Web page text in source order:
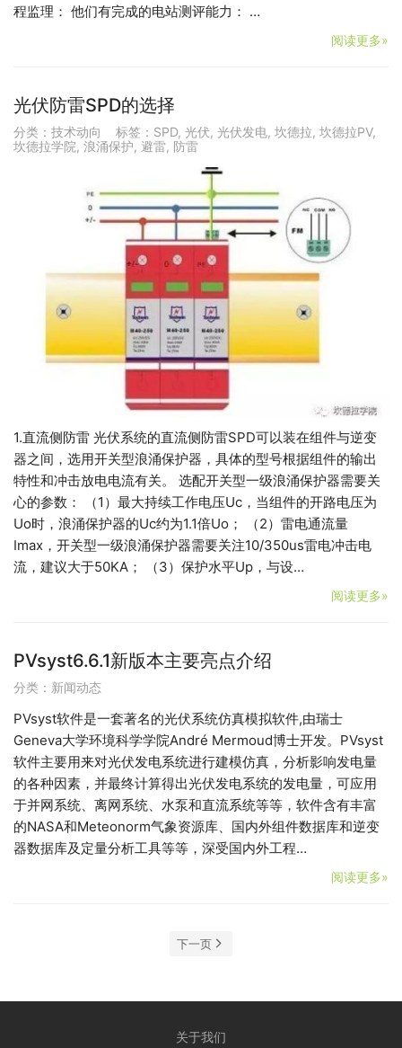
程监理： 他们有完成的电站测评能力： …
阅读更多»
光伏防雷SPD的选择
分类： 技术动向 标签： SPD, 光伏, 光伏发电, 坎德拉, 坎德拉PV,
坎德拉学院, 浪涌保护, 避雷, 防雷
1.直流侧防雷 光伏系统的直流侧防雷SPD可以装在组件与逆变
器之间，选用开关型浪涌保护器，具体的型号根据组件的输出
特性和冲击放电电流有关。 选配开关型一级浪涌保护器需要关
心的参数： （1）最大持续工作电压Uc，当组件的开路电压为
Uo时，浪涌保护器的Uc约为1.1倍Uo； （2）雷电通流量
Imax，开关型一级浪涌保护器需要关注10/350us雷电冲击电
流，建议大于50KA； （3）保护水平Up，与设…
阅读更多»
PVsyst6.6.1新版本主要亮点介绍
分类： 新闻动态
PVsyst软件是一套著名的光伏系统仿真模拟软件,由瑞士
Geneva大学环境科学学院André Mermoud博士开发。PVsyst
软件主要用来对光伏发电系统进行建模仿真，分析影响发电量
的各种因素，并最终计算得出光伏发电系统的发电量，可应用
于并网系统、离网系统、水泵和直流系统等等，软件含有丰富
的NASA和Meteonorm气象资源库、国内外组件数据库和逆变
器数据库及定量分析工具等等，深受国内外工程…
阅读更多»
下一页
关于我们